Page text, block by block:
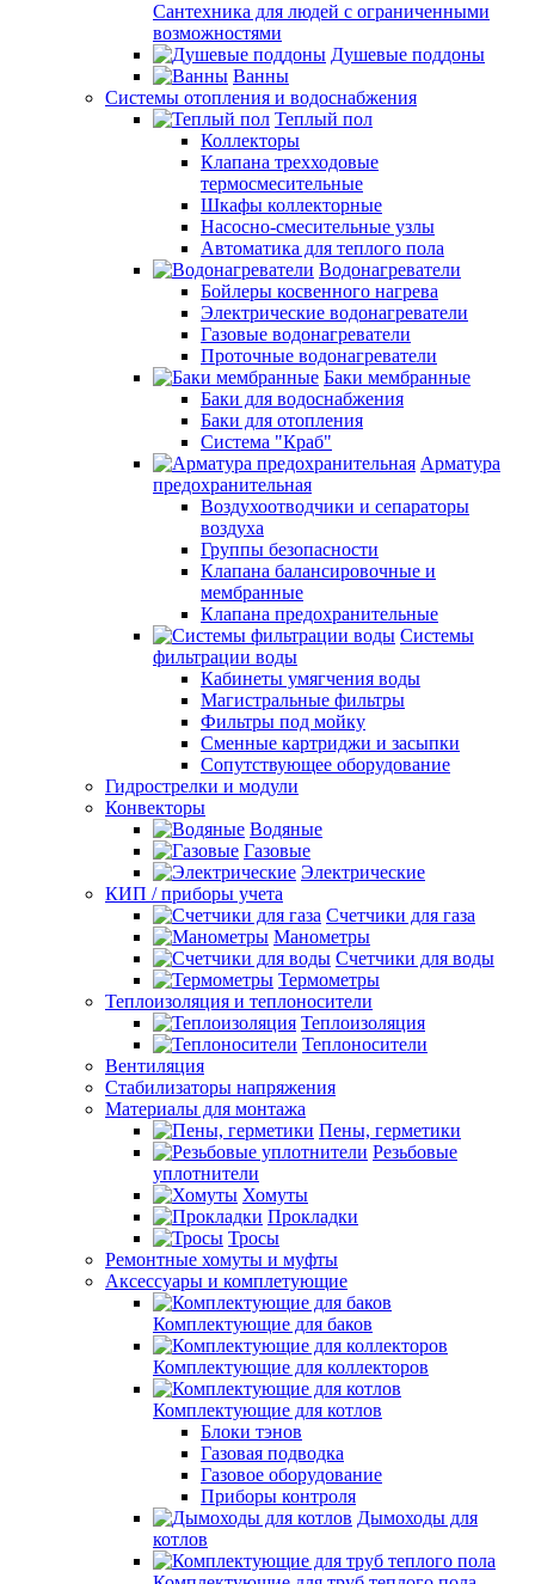
Сантехника для людей с ограниченными
возможностями
Душевые поддоны
Ванны
Системы отопления и водоснабжения
Теплый пол
Коллекторы
Клапана трехходовые
термосмесительные
Шкафы коллекторные
Насосно-смесительные узлы
Автоматика для теплого пола
Водонагреватели
Бойлеры косвенного нагрева
Электрические водонагреватели
Газовые водонагреватели
Проточные водонагреватели
Баки мембранные
Баки для водоснабжения
Баки для отопления
Система "Краб"
Арматура
предохранительная
Воздухоотводчики и сепараторы
воздуха
Группы безопасности
Клапана балансировочные и
мембранные
Клапана предохранительные
Системы
фильтрации воды
Кабинеты умягчения воды
Магистральные фильтры
Фильтры под мойку
Сменные картриджи и засыпки
Сопутствующее оборудование
Гидрострелки и модули
Конвекторы
Водяные
Газовые
Электрические
КИП / приборы учета
Счетчики для газа
Манометры
Счетчики для воды
Термометры
Теплоизоляция и теплоносители
Теплоизоляция
Теплоносители
Вентиляция
Стабилизаторы напряжения
Материалы для монтажа
Пены, герметики
Резьбовые
уплотнители
Хомуты
Прокладки
Тросы
Ремонтные хомуты и муфты
Аксессуары и комплетующие
Комплектующие для баков
Комплектующие для коллекторов
Комплектующие для котлов
Блоки тэнов
Газовая подводка
Газовое оборудование
Приборы контроля
Дымоходы для
котлов